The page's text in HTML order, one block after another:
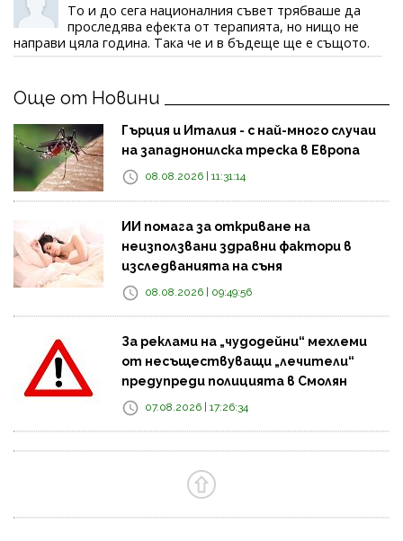
То и до сега националния съвет трябваше да
проследява ефекта от терапията, но нищо не
направи цяла година. Така че и в бъдеще ще е същото.
Още от Новини
Гърция и Италия - с най-много случаи
на западнонилска треска в Европа
08.08.2026 | 11:31:14
ИИ помага за откриване на
неизползвани здравни фактори в
изследванията на съня
08.08.2026 | 09:49:56
За реклами на „чудодейни“ мехлеми
от несъществуващи „лечители“
предупреди полицията в Смолян
07.08.2026 | 17:26:34